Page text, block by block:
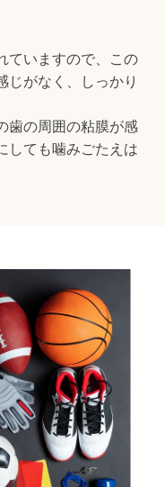
ていますので、この
じがなく、しっかり
歯の周囲の粘膜が感
しても噛みごたえは